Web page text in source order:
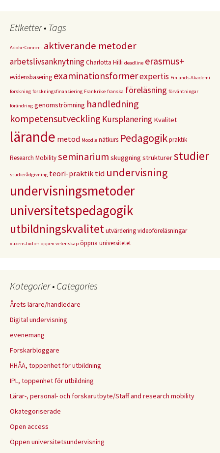
Etiketter • Tags
Adobe Connect aktiverande metoder
arbetslivsanknytningCharlotta Hilli deadline erasmus+
evidensbasering examinationsformerexpertis Finlands Akademi
forskning forskningsfinansiering Frankrike franska föreläsning förväntningar
förändring genomströmning handledning
kompetensutveckling Kursplanering Kvalitet
lärande metod Moodle nätkurs Pedagogikpraktik
Research Mobilityseminarium skuggning strukturerstudier
studierådgivning teori-praktik tid undervisning
undervisningsmetoder
universitetspedagogik
utbildningskvalitetutvärderingvideoföreläsningar
vuxenstudier öppen vetenskap öppna universitetet
Kategorier • Categories
Årets lärare/handledare
Digital undervisning
evenemang
Forskarbloggare
HHÅA, toppenhet för utbildning
IPL, toppenhet för utbildning
Lärar-, personal- och forskarutbyte/Staff and research mobility
Okategoriserade
Open access
Öppen universitetsundervisning